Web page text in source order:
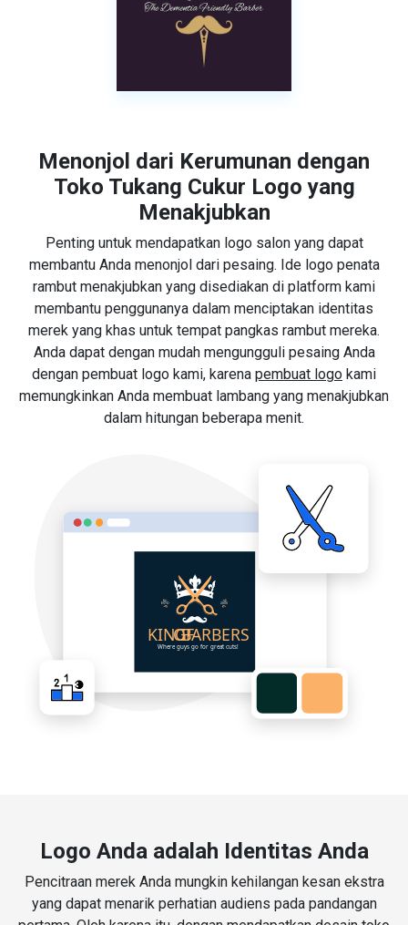
Menonjol dari Kerumunan dengan
Toko Tukang Cukur Logo yang
Menakjubkan
Penting untuk mendapatkan logo salon yang dapat
membantu Anda menonjol dari pesaing. Ide logo penata
rambut menakjubkan yang disediakan di platform kami
membantu penggunanya dalam menciptakan identitas
merek yang khas untuk tempat pangkas rambut mereka.
Anda dapat dengan mudah mengungguli pesaing Anda
dengan pembuat logo kami, karena pembuat logo kami
memungkinkan Anda membuat lambang yang menakjubkan
dalam hitungan beberapa menit.
Logo Anda adalah Identitas Anda
Pencitraan merek Anda mungkin kehilangan kesan ekstra
yang dapat menarik perhatian audiens pada pandangan